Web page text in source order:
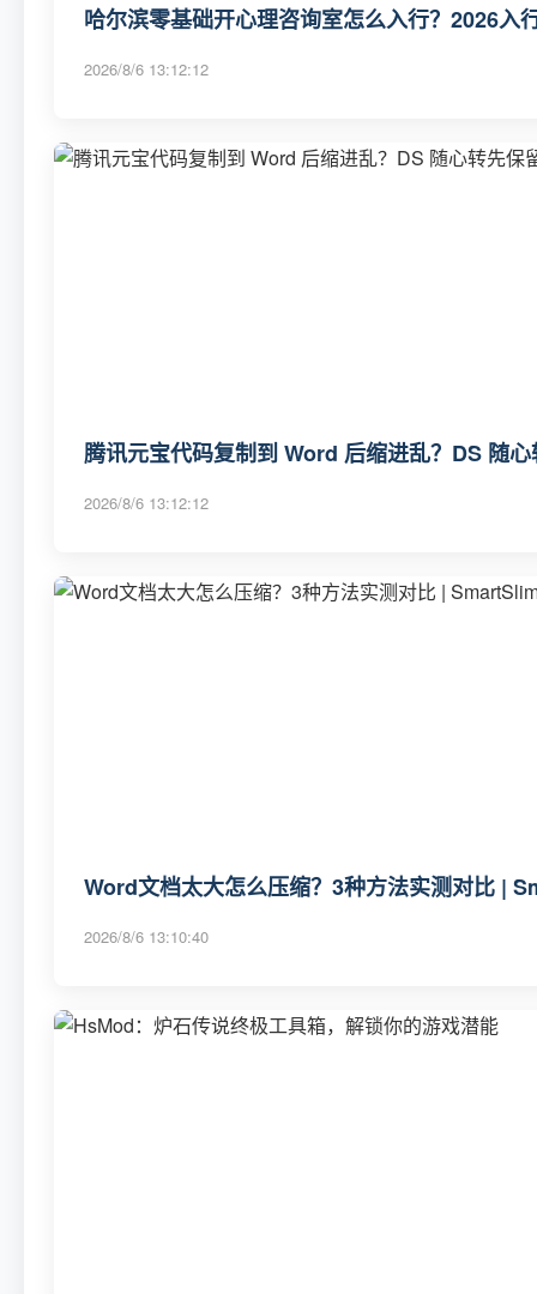
哈尔滨零基础开心理咨询室怎么入行？2026入
2026/8/6 13:12:12
腾讯元宝代码复制到 Word 后缩进乱？DS 随
2026/8/6 13:12:12
Word文档太大怎么压缩？3种方法实测对比 |
2026/8/6 13:10:40